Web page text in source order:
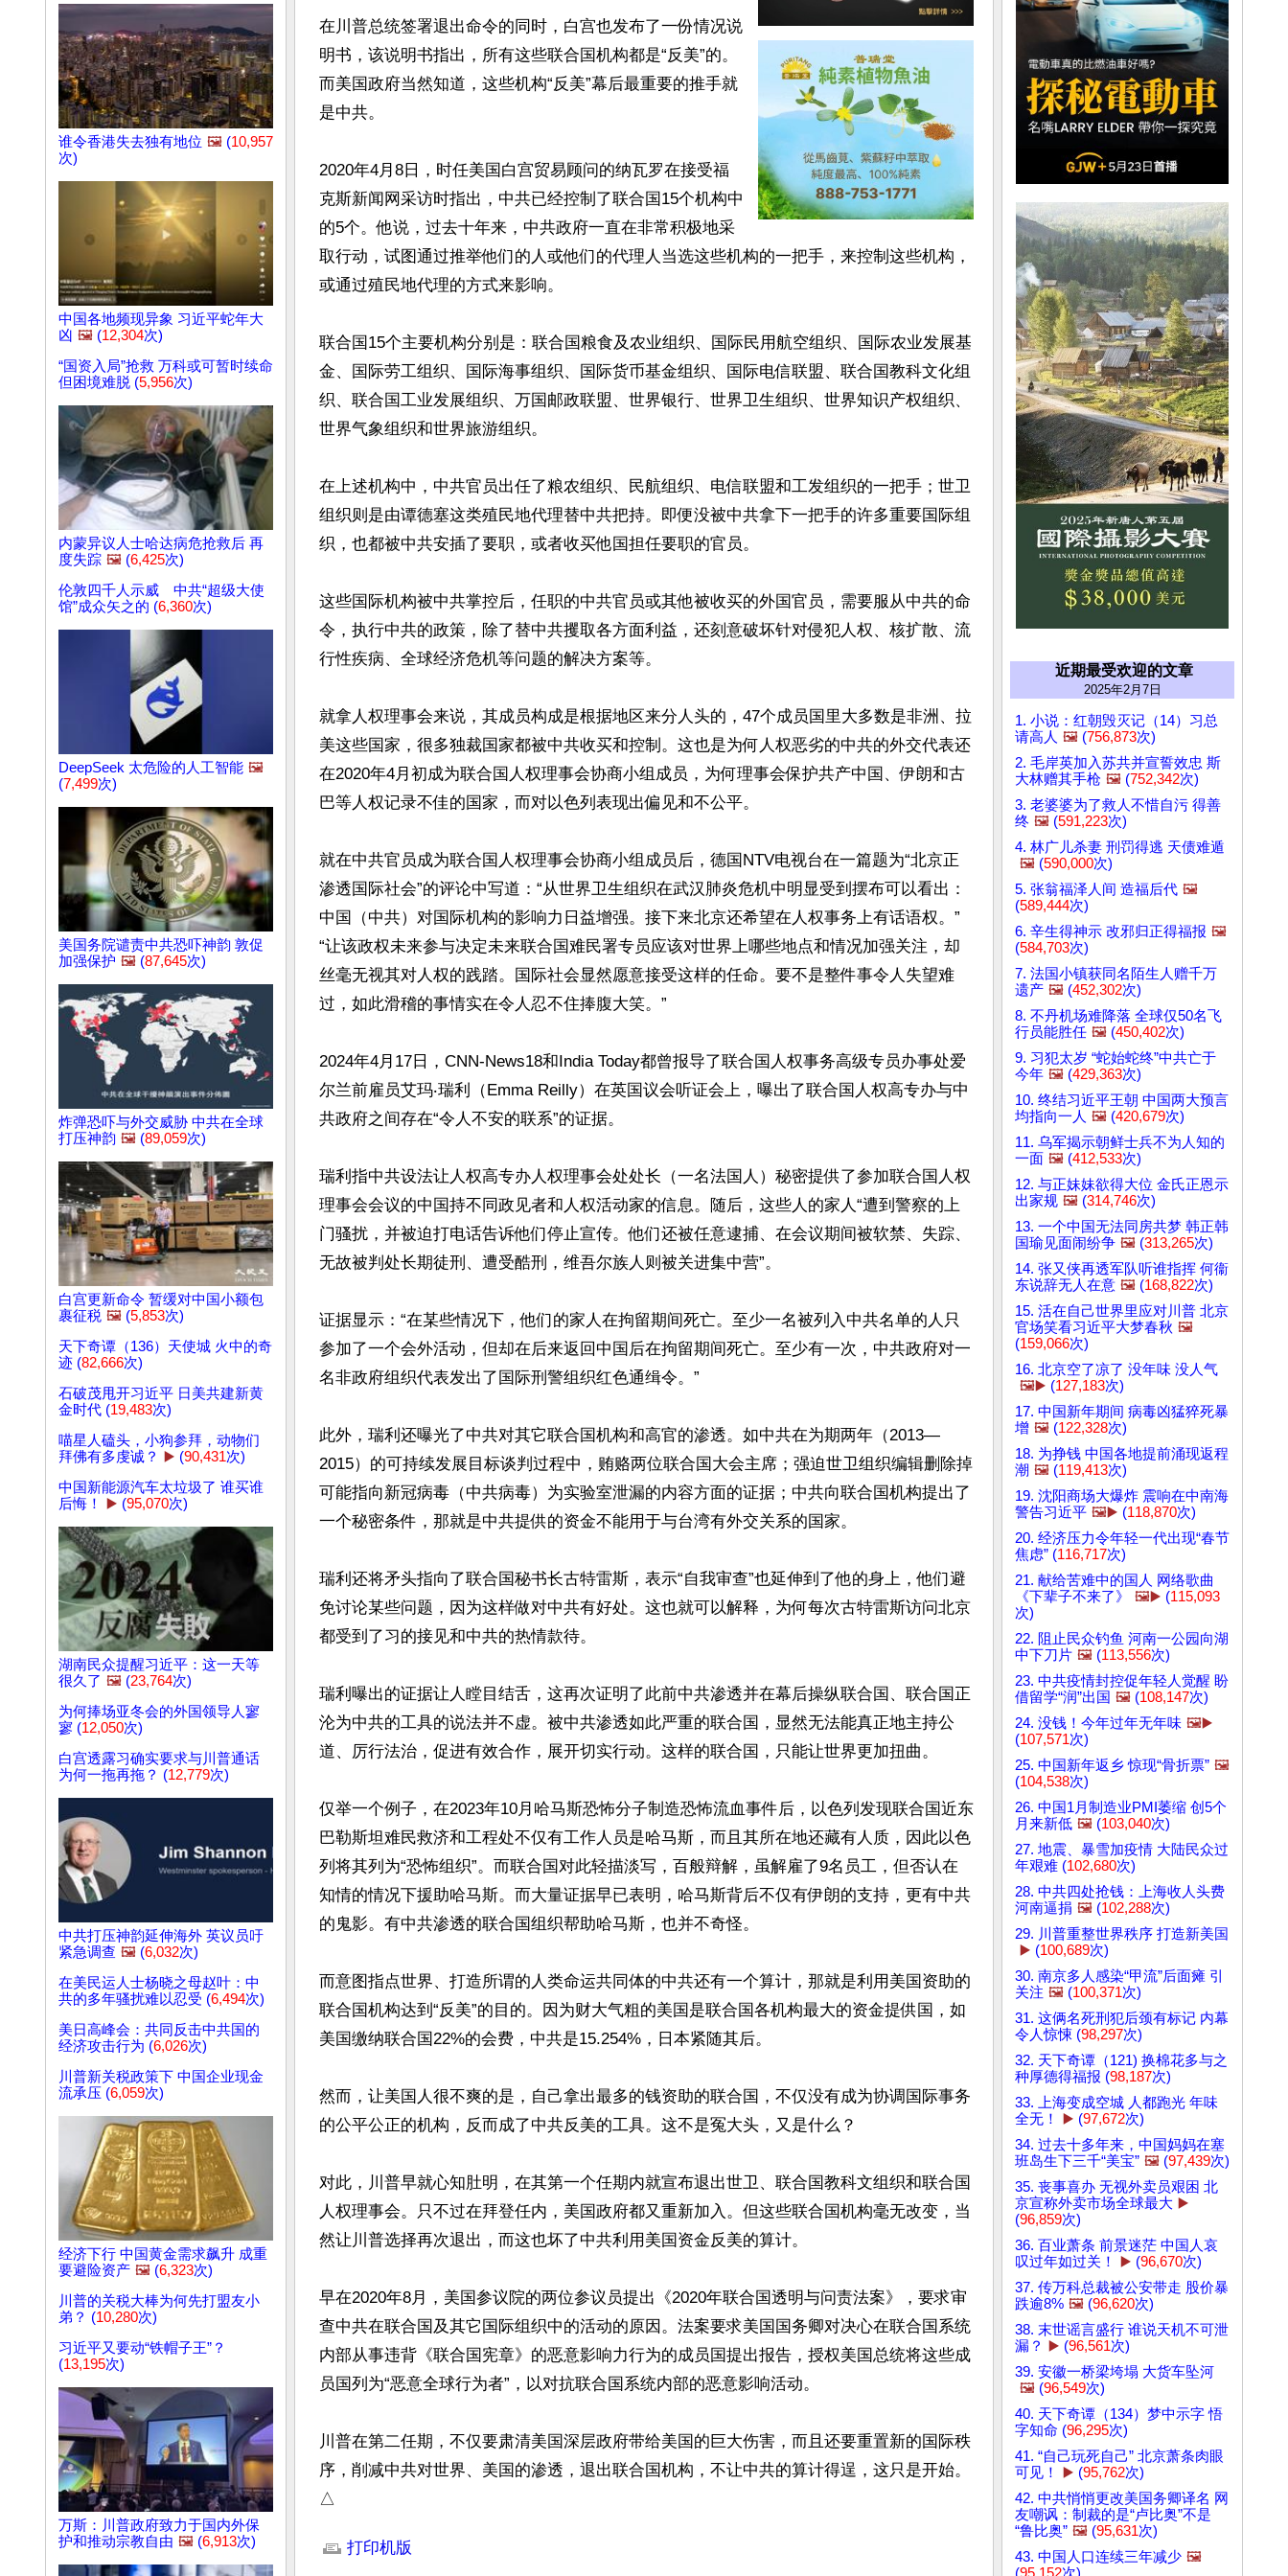
谁令香港失去独有地位 🖼️ (10,957
次)
中国各地频现异象 习近平蛇年大
凶 🖼️ (12,304次)
“国资入局”抢救 万科或可暂时续命
但困境难脱 (5,956次)
内蒙异议人士哈达病危抢救后 再
度失踪 🖼️ (6,425次)
伦敦四千人示威 中共“超级大使
馆”成众矢之的 (6,360次)
DeepSeek 太危险的人工智能 🖼️
(7,499次)
美国务院谴责中共恐吓神韵 敦促
加强保护 🖼️ (87,645次)
炸弹恐吓与外交威胁 中共在全球
打压神韵 🖼️ (89,059次)
白宫更新命令 暂缓对中国小额包
裹征税 🖼️ (5,853次)
天下奇谭（136）天使城 火中的奇
迹 (82,666次)
石破茂甩开习近平 日美共建新黄
金时代 (19,483次)
喵星人磕头，小狗参拜，动物们
拜佛有多虔诚？
▶️ (90,431次)
中国新能源汽车太垃圾了 谁买谁
后悔！
▶️ (95,070次)
湖南民众提醒习近平：这一天等
很久了 🖼️ (23,764次)
为何捧场亚冬会的外国领导人寥
寥 (12,050次)
白宫透露习确实要求与川普通话
为何一拖再拖？ (12,779次)
中共打压神韵延伸海外 英议员吁
紧急调查 🖼️ (6,032次)
在美民运人士杨晓之母赵叶：中
共的多年骚扰难以忍受 (6,494次)
美日高峰会：共同反击中共国的
经济攻击行为 (6,026次)
川普新关税政策下 中国企业现金
流承压 (6,059次)
经济下行 中国黄金需求飙升 成重
要避险资产 🖼️ (6,323次)
川普的关税大棒为何先打盟友小
弟？ (10,280次)
习近平又要动“铁帽子王”？
(13,195次)
万斯：川普政府致力于国内外保
护和推动宗教自由 🖼️ (6,913次)
在川普总统签署退出命令的同时，白宫也发布了一份情况说
明书，该说明书指出，所有这些联合国机构都是“反美”的。
而美国政府当然知道，这些机构“反美”幕后最重要的推手就
是中共。
2020年4月8日，时任美国白宫贸易顾问的纳瓦罗在接受福
克斯新闻网采访时指出，中共已经控制了联合国15个机构中
的5个。他说，过去十年来，中共政府一直在非常积极地采
取行动，试图通过推举他们的人或他们的代理人当选这些机构的一把手，来控制这些机构，
或通过殖民地代理的方式来影响。
联合国15个主要机构分别是：联合国粮食及农业组织、国际民用航空组织、国际农业发展基
金、国际劳工组织、国际海事组织、国际货币基金组织、国际电信联盟、联合国教科文化组
织、联合国工业发展组织、万国邮政联盟、世界银行、世界卫生组织、世界知识产权组织、
世界气象组织和世界旅游组织。
在上述机构中，中共官员出任了粮农组织、民航组织、电信联盟和工发组织的一把手；世卫
组织则是由谭德塞这类殖民地代理替中共把持。即便没被中共拿下一把手的许多重要国际组
织，也都被中共安插了要职，或者收买他国担任要职的官员。
这些国际机构被中共掌控后，任职的中共官员或其他被收买的外国官员，需要服从中共的命
令，执行中共的政策，除了替中共攫取各方面利益，还刻意破坏针对侵犯人权、核扩散、流
行性疾病、全球经济危机等问题的解决方案等。
就拿人权理事会来说，其成员构成是根据地区来分人头的，47个成员国里大多数是非洲、拉
美这些国家，很多独裁国家都被中共收买和控制。这也是为何人权恶劣的中共的外交代表还
在2020年4月初成为联合国人权理事会协商小组成员，为何理事会保护共产中国、伊朗和古
巴等人权记录不佳的国家，而对以色列表现出偏见和不公平。
就在中共官员成为联合国人权理事会协商小组成员后，德国NTV电视台在一篇题为“北京正
渗透国际社会”的评论中写道：“从世界卫生组织在武汉肺炎危机中明显受到摆布可以看出：
中国（中共）对国际机构的影响力日益增强。接下来北京还希望在人权事务上有话语权。”
“让该政权未来参与决定未来联合国难民署专员应该对世界上哪些地点和情况加强关注，却
丝毫无视其对人权的践踏。国际社会显然愿意接受这样的任命。要不是整件事令人失望难
过，如此滑稽的事情实在令人忍不住捧腹大笑。”
2024年4月17日，CNN-News18和India Today都曾报导了联合国人权事务高级专员办事处爱
尔兰前雇员艾玛‧瑞利（Emma Reilly）在英国议会听证会上，曝出了联合国人权高专办与中
共政府之间存在“令人不安的联系”的证据。
瑞利指中共设法让人权高专办人权理事会处处长（一名法国人）秘密提供了参加联合国人权
理事会会议的中国持不同政见者和人权活动家的信息。随后，这些人的家人“遭到警察的上
门骚扰，并被迫打电话告诉他们停止宣传。他们还被任意逮捕、在会议期间被软禁、失踪、
无故被判处长期徒刑、遭受酷刑，维吾尔族人则被关进集中营”。
证据显示：“在某些情况下，他们的家人在拘留期间死亡。至少一名被列入中共名单的人只
参加了一个会外活动，但却在后来返回中国后在拘留期间死亡。至少有一次，中共政府对一
名非政府组织代表发出了国际刑警组织红色通缉令。”
此外，瑞利还曝光了中共对其它联合国机构和高官的渗透。如中共在为期两年（2013—
2015）的可持续发展目标谈判过程中，贿赂两位联合国大会主席；强迫世卫组织编辑删除掉
可能指向新冠病毒（中共病毒）为实验室泄漏的内容方面的证据；中共向联合国机构提出了
一个秘密条件，那就是中共提供的资金不能用于与台湾有外交关系的国家。
瑞利还将矛头指向了联合国秘书长古特雷斯，表示“自我审查”也延伸到了他的身上，他们避
免讨论某些问题，因为这样做对中共有好处。这也就可以解释，为何每次古特雷斯访问北京
都受到了习的接见和中共的热情款待。
瑞利曝出的证据让人瞠目结舌，这再次证明了此前中共渗透并在幕后操纵联合国、联合国正
沦为中共的工具的说法并不虚。被中共渗透如此严重的联合国，显然无法能真正地主持公
道、厉行法治，促进有效合作，展开切实行动。这样的联合国，只能让世界更加扭曲。
仅举一个例子，在2023年10月哈马斯恐怖分子制造恐怖流血事件后，以色列发现联合国近东
巴勒斯坦难民救济和工程处不仅有工作人员是哈马斯，而且其所在地还藏有人质，因此以色
列将其列为“恐怖组织”。而联合国对此轻描淡写，百般辩解，虽解雇了9名员工，但否认在
知情的情况下援助哈马斯。而大量证据早已表明，哈马斯背后不仅有伊朗的支持，更有中共
的鬼影。有中共渗透的联合国组织帮助哈马斯，也并不奇怪。
而意图指点世界、打造所谓的人类命运共同体的中共还有一个算计，那就是利用美国资助的
联合国机构达到“反美”的目的。因为财大气粗的美国是联合国各机构最大的资金提供国，如
美国缴纳联合国22%的会费，中共是15.254%，日本紧随其后。
然而，让美国人很不爽的是，自己拿出最多的钱资助的联合国，不仅没有成为协调国际事务
的公平公正的机构，反而成了中共反美的工具。这不是冤大头，又是什么？
对此，川普早就心知肚明，在其第一个任期内就宣布退出世卫、联合国教科文组织和联合国
人权理事会。只不过在拜登任内，美国政府都又重新加入。但这些联合国机构毫无改变，当
然让川普选择再次退出，而这也坏了中共利用美国资金反美的算计。
早在2020年8月，美国参议院的两位参议员提出《2020年联合国透明与问责法案》，要求审
查中共在联合国及其它国际组织中的活动的原因。法案要求美国国务卿对决心在联合国系统
内部从事违背《联合国宪章》的恶意影响力行为的成员国提出报告，授权美国总统将这些成
员国列为“恶意全球行为者”，以对抗联合国系统内部的恶意影响活动。
川普在第二任期，不仅要肃清美国深层政府带给美国的巨大伤害，而且还要重置新的国际秩
序，削减中共对世界、美国的渗透，退出联合国机构，不让中共的算计得逞，这只是开始。
△
打印机版
近期最受欢迎的文章
2025年2月7日
1. 小说：红朝毁灭记（14）习总
请高人 🖼️ (756,873次)
2. 毛岸英加入苏共并宣誓效忠 斯
大林赠其手枪 🖼️ (752,342次)
3. 老婆婆为了救人不惜自污 得善
终 🖼️ (591,223次)
4. 林广儿杀妻 刑罚得逃 天债难遁
🖼️ (590,000次)
5. 张翁福泽人间 造福后代 🖼️
(589,444次)
6. 辛生得神示 改邪归正得福报 🖼️
(584,703次)
7. 法国小镇获同名陌生人赠千万
遗产 🖼️ (452,302次)
8. 不丹机场难降落 全球仅50名飞
行员能胜任 🖼️ (450,402次)
9. 习犯太岁 “蛇始蛇终”中共亡于
今年 🖼️ (429,363次)
10. 终结习近平王朝 中国两大预言
均指向一人 🖼️ (420,679次)
11. 乌军揭示朝鲜士兵不为人知的
一面 🖼️ (412,533次)
12. 与正妹妹欲得大位 金氏正恩示
出家规 🖼️ (314,746次)
13. 一个中国无法同房共梦 韩正韩
国瑜见面闹纷争 🖼️ (313,265次)
14. 张又侠再透军队听谁指挥 何衞
东说辞无人在意 🖼️ (168,822次)
15. 活在自己世界里应对川普 北京
官场笑看习近平大梦春秋 🖼️
(159,066次)
16. 北京空了凉了 没年味 没人气
🖼️▶️ (127,183次)
17. 中国新年期间 病毒凶猛猝死暴
增 🖼️ (122,328次)
18. 为挣钱 中国各地提前涌现返程
潮 🖼️ (119,413次)
19. 沈阳商场大爆炸 震响在中南海
警告习近平 🖼️▶️ (118,870次)
20. 经济压力令年轻一代出现“春节
焦虑” (116,717次)
21. 献给苦难中的国人 网络歌曲
《下辈子不来了》
🖼️▶️ (115,093
次)
22. 阻止民众钓鱼 河南一公园向湖
中下刀片 🖼️ (113,556次)
23. 中共疫情封控促年轻人觉醒 盼
借留学“润”出国 🖼️ (108,147次)
24. 没钱！今年过年无年味 🖼️▶️
(107,571次)
25. 中国新年返乡 惊现“骨折票” 🖼️
(104,538次)
26. 中国1月制造业PMI萎缩 创5个
月来新低 🖼️ (103,040次)
27. 地震、暴雪加疫情 大陆民众过
年艰难 (102,680次)
28. 中共四处抢钱：上海收人头费
河南逼捐 🖼️ (102,288次)
29. 川普重整世界秩序 打造新美国
▶️ (100,689次)
30. 南京多人感染“甲流”后面瘫 引
关注 🖼️ (100,371次)
31. 这俩名死刑犯后颈有标记 内幕
令人惊悚 (98,297次)
32. 天下奇谭（121) 换棉花多与之
种厚德得福报 (98,187次)
33. 上海变成空城 人都跑光 年味
全无！
▶️ (97,672次)
34. 过去十多年来，中国妈妈在塞
班岛生下三千“美宝” 🖼️ (97,439次)
35. 丧事喜办 无视外卖员艰困 北
京宣称外卖市场全球最大 ▶️
(96,859次)
36. 百业萧条 前景迷茫 中国人哀
叹过年如过关！
▶️ (96,670次)
37. 传万科总裁被公安带走 股价暴
跌逾8% 🖼️ (96,620次)
38. 末世谣言盛行 谁说天机不可泄
漏？
▶️ (96,561次)
39. 安徽一桥梁垮塌 大货车坠河
🖼️ (96,549次)
40. 天下奇谭（134）梦中示字 悟
字知命 (96,295次)
41. “自己玩死自己” 北京萧条肉眼
可见！
▶️ (95,762次)
42. 中共悄悄更改美国务卿译名 网
友嘲讽：制裁的是“卢比奥”不是
“鲁比奥” 🖼️ (95,631次)
43. 中国人口连续三年减少 🖼️
(95,152次)